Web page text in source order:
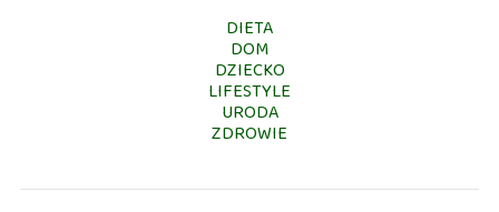
DIETA
DOM
DZIECKO
LIFESTYLE
URODA
ZDROWIE